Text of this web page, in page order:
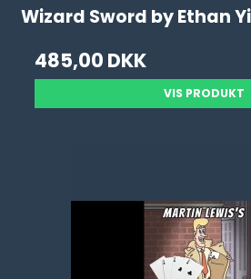
Wizard Sword by Ethan
485,00 DKK
VIS PRODUKT